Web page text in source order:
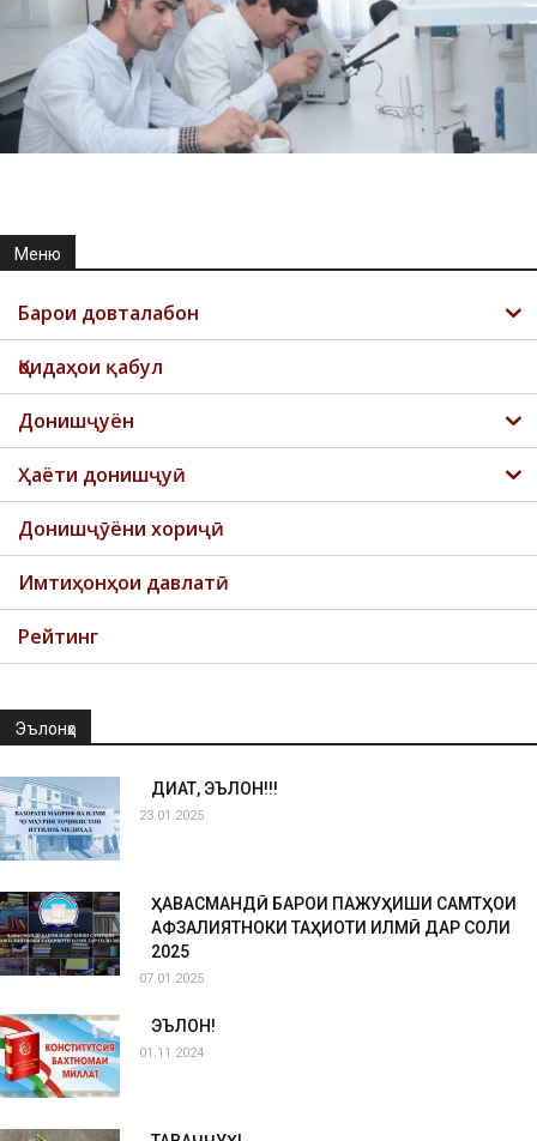
Меню
Барои довталабон
Қоидаҳои қабул
Донишҷуён
Ҳаёти донишҷуӣ
Донишҷӯёни хориҷӣ
Имтиҳонҳои давлатӣ
Рейтинг
Эълонҳо
ДИҚҚАТ, ЭЪЛОН!!!
23.01.2025
ҲАВАСМАНДӢ БАРОИ ПАЖУҲИШИ САМТҲОИ
АФЗАЛИЯТНОКИ ТАҲҚИҚОТИ ИЛМӢ ДАР СОЛИ
2025
07.01.2025
ЭЪЛОН!
01.11.2024